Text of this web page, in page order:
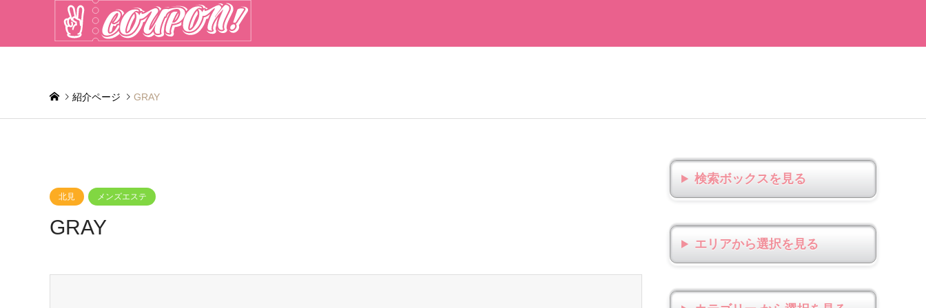
紹介ページ GRAY
北見 メンズエステ
GRAY
検索ボックス
エリアから選択